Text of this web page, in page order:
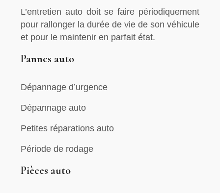
L’entretien auto doit se faire périodiquement
pour rallonger la durée de vie de son véhicule
et pour le maintenir en parfait état.
Pannes auto
Dépannage d’urgence
Dépannage auto
Petites réparations auto
Période de rodage
Pièces auto